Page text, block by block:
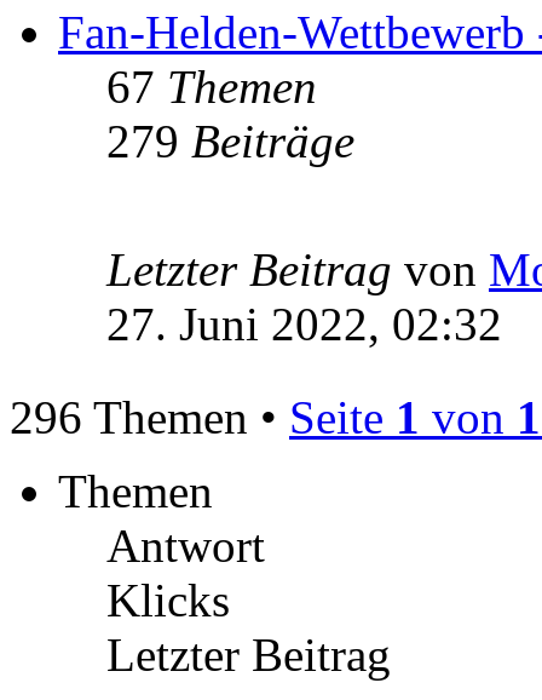
Fan-Helden-Wettbewerb
67 Themen
279 Beiträge
Letzter Beitrag von
27. Juni 2022, 02:32
296 Themen • Seite 1 von
Themen
Antwort
Klicks
Letzter Beitrag